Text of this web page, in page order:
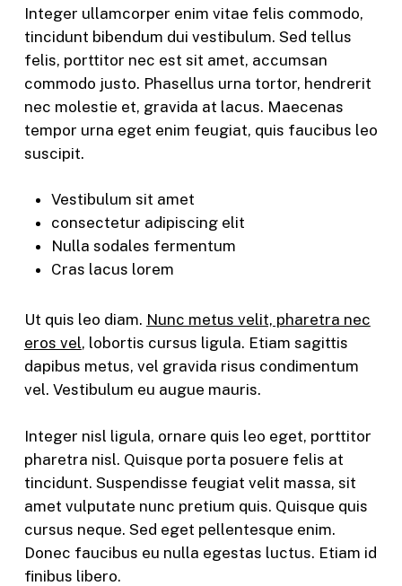
Integer ullamcorper enim vitae felis commodo,
tincidunt bibendum dui vestibulum. Sed tellus
felis, porttitor nec est sit amet, accumsan
commodo justo. Phasellus urna tortor, hendrerit
nec molestie et, gravida at lacus. Maecenas
tempor urna eget enim feugiat, quis faucibus leo
suscipit.
Vestibulum sit amet
consectetur adipiscing elit
Nulla sodales fermentum
Cras lacus lorem
Ut quis leo diam. Nunc metus velit, pharetra nec
eros vel, lobortis cursus ligula. Etiam sagittis
dapibus metus, vel gravida risus condimentum
vel. Vestibulum eu augue mauris.
Integer nisl ligula, ornare quis leo eget, porttitor
pharetra nisl. Quisque porta posuere felis at
tincidunt. Suspendisse feugiat velit massa, sit
amet vulputate nunc pretium quis. Quisque quis
cursus neque. Sed eget pellentesque enim.
Donec faucibus eu nulla egestas luctus. Etiam id
finibus libero.